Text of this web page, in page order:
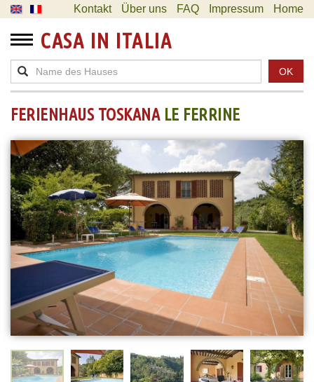
Kontakt Über uns FAQ Impressum Home
CASA IN ITALIA
OK
FERIENHAUS TOSKANA LE FERRINE